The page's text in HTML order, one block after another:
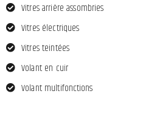
Vitres arrière assombries
Vitres électriques
Vitres teintées
Volant en cuir
Volant multifonctions